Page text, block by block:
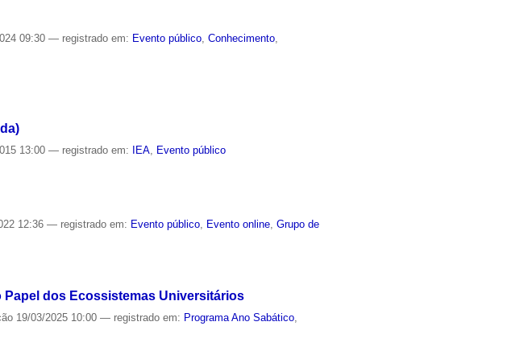
09:30— registrado em: Evento público ,Conhecimento
13:00— registrado em: IEA Evento público
12:36— registrado em: Evento público, Evento online,Grupo de
dos Ecossistemas Universitários
19/03/2025 10:00— registrado em: Programa Ano Sabático